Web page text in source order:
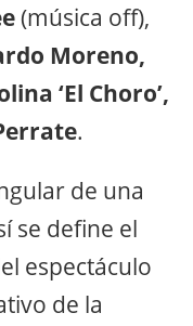
(música off),
Moreno,
‘El Choro’,
.
de una
se define el
espectáculo
de la